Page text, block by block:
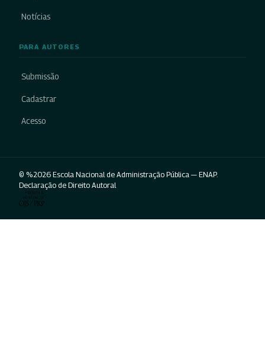
Notícias
PARA AUTORES
Submissão
Cadastrar
Acesso
© %2026 Escola Nacional de Administração Pública — ENAP.
Declaração de Direito Autoral